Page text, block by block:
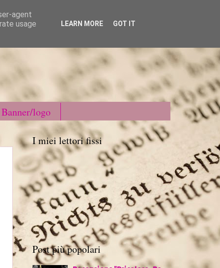
Banner/logo
I miei lettori fissi
Post più popolari
agent
usage
LEARN MORE GOT IT